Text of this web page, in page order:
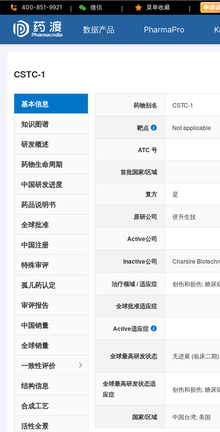
400-851-9921 | 微信 | 菜单收藏 |
数据产品 PharmaPro
CSTC-1
基本信息
知识图谱
研发概述
药物生命周期
中国研发进度
药品说明书
全球批准
中国注册
特殊审评
孤儿药认定
审评报告
中国销量
全球销量
一致性评价
结构信息
合成工艺
活性全景
药物别名 CSTC-1
靶点 Not applicable
ATC 号
首批国家/区域
复方 是
原研公司 侪升生技
Active公司
Inactive公司 Charsire
治疗领域 / 适应症 创伤和损伤;糖尿
全球批准适应症
Active适应症
全球最高研发状态 无进展 (临床二期)
全球最高研发状态适
应症
创伤和损伤;糖尿
国家/区域 中国台湾;美国